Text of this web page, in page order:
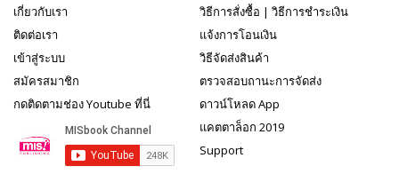
เกี่ยวกับเรา
ติดต่อเรา
เข้าสู่ระบบ
สมัครสมาชิก
กดติดตามช่อง Youtube ที่นี่
วิธีการสั่งซื้อ | วิธีการชำระเงิน
แจ้งการโอนเงิน
วิธีจัดส่งสินค้า
ตรวจสอบถานะการจัดส่ง
ดาวน์โหลด App
แคตตาล็อก 2019
Support